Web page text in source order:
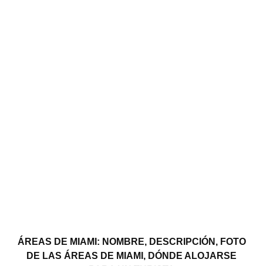
ÁREAS DE MIAMI: NOMBRE, DESCRIPCIÓN, FOTO
DE LAS ÁREAS DE MIAMI, DÓNDE ALOJARSE